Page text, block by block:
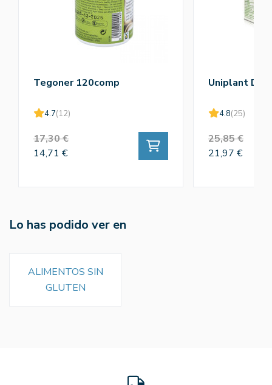
Tegoner 120comp
4.7(12)
17,30 €
14,71 €
Uniplant
4.8(25)
25,85 €
21,97 €
Lo has podido ver en
ALIMENTOS SIN
GLUTEN